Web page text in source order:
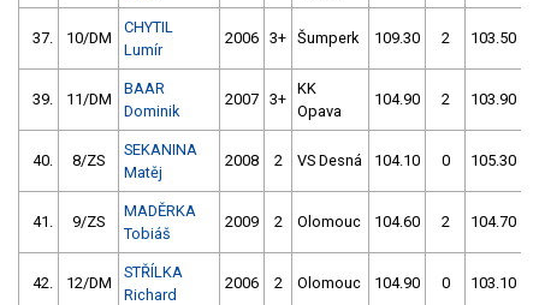
37. 10/DM
CHYTIL
Lumír
2006 3+ Šumperk 109.30 2 103.50
39. 11/DM
BAAR
Dominik
2007 3+
KK
Opava
104.90 2 103.90
40. 8/ZS
SEKANINA
Matěj
2008 2 VS Desná 104.10 0 105.30
41. 9/ZS
MADĚRKA
Tobiáš
2009 2 Olomouc 104.60 2 104.70
42. 12/DM
STŘÍLKA
Richard
2006 2 Olomouc 104.90 0 103.10